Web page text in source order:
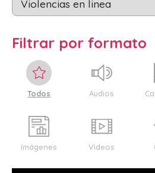
Filtrar por formato
Todos Audios
Imágenes Videos